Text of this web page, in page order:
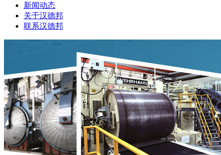
新闻动态
关于汉德邦
联系汉德邦